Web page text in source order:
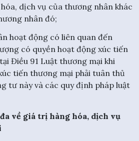
dịch vụ của thương nhân khác
nhân đó;
hoạt động có liên quan đến
có quyền hoạt động xúc tiến
Điều 91 Luật thương mại khi
tiến thương mại phải tuân thủ
tư này và các quy định pháp luật
về giá trị hàng hóa, dịch vụ